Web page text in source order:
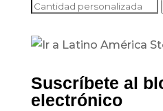
Suscríbete al
electrónico